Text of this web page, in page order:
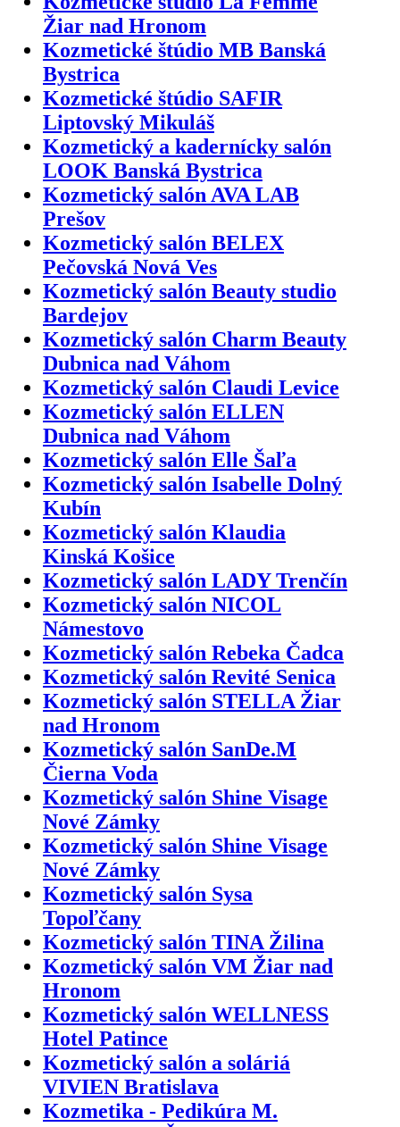
Žiar nad Hronom
Kozmetické štúdio MB Banská
Bystrica
Kozmetické štúdio SAFIR
Liptovský Mikuláš
Kozmetický a kadernícky salón
LOOK Banská Bystrica
Kozmetický salón AVA LAB
Prešov
Kozmetický salón BELEX
Pečovská Nová Ves
Kozmetický salón Beauty studio
Bardejov
Kozmetický salón Charm Beauty
Dubnica nad Váhom
Kozmetický salón Claudi Levice
Kozmetický salón ELLEN
Dubnica nad Váhom
Kozmetický salón Elle Šaľa
Kozmetický salón Isabelle Dolný
Kubín
Kozmetický salón Klaudia
Kinská Košice
Kozmetický salón LADY Trenčín
Kozmetický salón NICOL
Námestovo
Kozmetický salón Rebeka Čadca
Kozmetický salón Revité Senica
Kozmetický salón STELLA Žiar
nad Hronom
Kozmetický salón SanDe.M
Čierna Voda
Kozmetický salón Shine Visage
Nové Zámky
Kozmetický salón Shine Visage
Nové Zámky
Kozmetický salón Sysa
Topoľčany
Kozmetický salón TINA Žilina
Kozmetický salón VM Žiar nad
Hronom
Kozmetický salón WELLNESS
Hotel Patince
Kozmetický salón a soláriá
VIVIEN Bratislava
Kozmetika - Pedikúra M.